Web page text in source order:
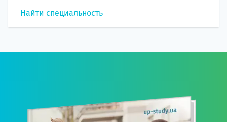
Найти специальность